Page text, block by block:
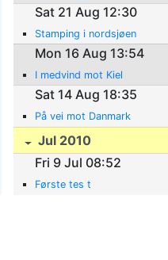
Sat 21 Aug 12:30
Stamping i nordsjøen
Mon 16 Aug 13:54
I medvind mot Kiel
Sat 14 Aug 18:35
På vei mot Danmark
Jul 2010
Fri 9 Jul 08:52
Første tes t